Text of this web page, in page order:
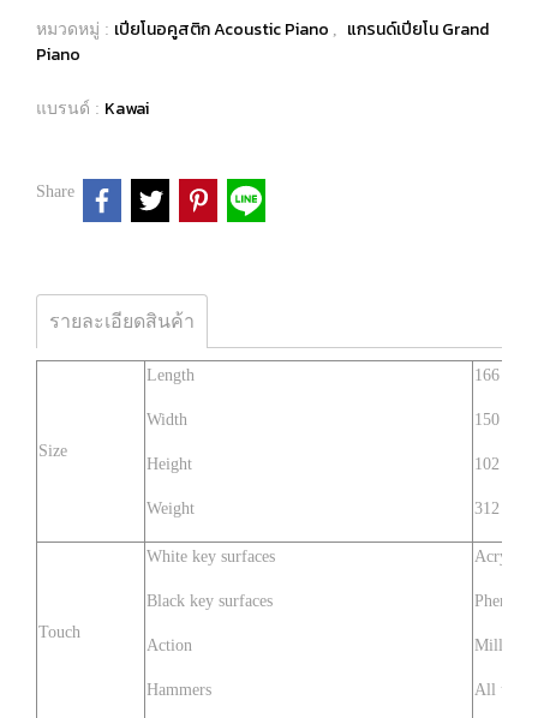
หมวดหมู่ : เปียโนอคูสติก Acoustic Piano ,
แกรนด์เปียโน Grand
Piano
แบรนด์ : Kawai
Share
รายละเอียดสินค้า
Size
Length
Width
Height
Weight
166 cm
150 cm
102 cm
312 kg
Touch
White key surfaces
Black key surfaces
Action
Hammers
Acrylic
Phenol
All